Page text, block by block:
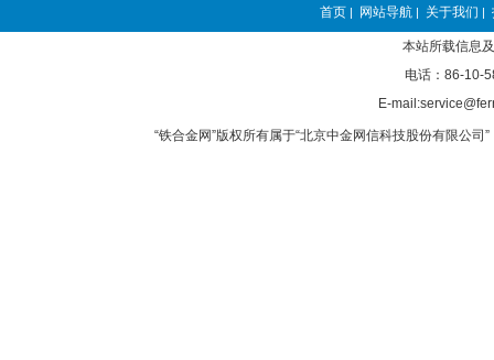
首页 | 网站导航 | 关于我们 |
本站所载信息
电话：86-10-
E-
“铁合金网”版权所有属于“北京中金网信科技股份有限公司